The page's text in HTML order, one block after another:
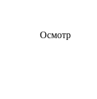
Осмотр